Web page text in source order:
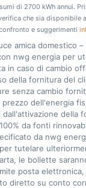
di 2700 kWh annui.
che sia disponibile
e suggerimenti
amica domestico
nwg energia per
in caso di cambio
della fornitura del
senza cambio
dell'energia
dall'attivazione della
da fonti
da nwg
tutelare
le bollette
posta
diretto su conto